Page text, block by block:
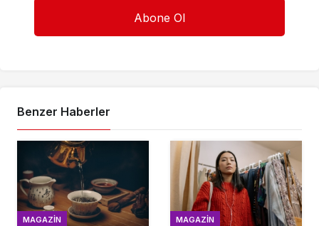
Benzer Haberler
MAGAZIN MAGAZIN